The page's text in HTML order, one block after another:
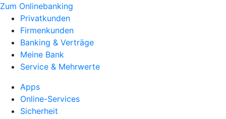
Zum Onlinebanking
Privatkunden
Firmenkunden
Banking & Verträge
Meine Bank
Service & Mehrwerte
Apps
Online-Services
Sicherheit